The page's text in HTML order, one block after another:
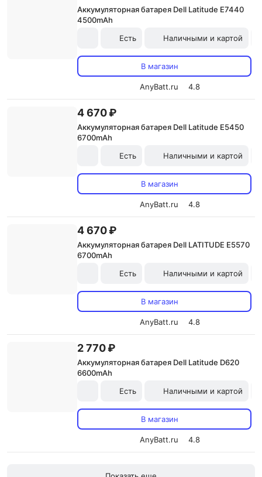
Аккумуляторная батарея Dell Latitude E7440
4500mAh
Есть
Наличными и картой
В магазин
AnyBatt.ru 4.8
4 670 ₽
Аккумуляторная батарея Dell Latitude E5450
6700mAh
Есть
Наличными и картой
В магазин
AnyBatt.ru 4.8
4 670 ₽
Аккумуляторная батарея Dell LATITUDE E5570
6700mAh
Есть
Наличными и картой
В магазин
AnyBatt.ru 4.8
2 770 ₽
Аккумуляторная батарея Dell Latitude D620
6600mAh
Есть
Наличными и картой
В магазин
AnyBatt.ru 4.8